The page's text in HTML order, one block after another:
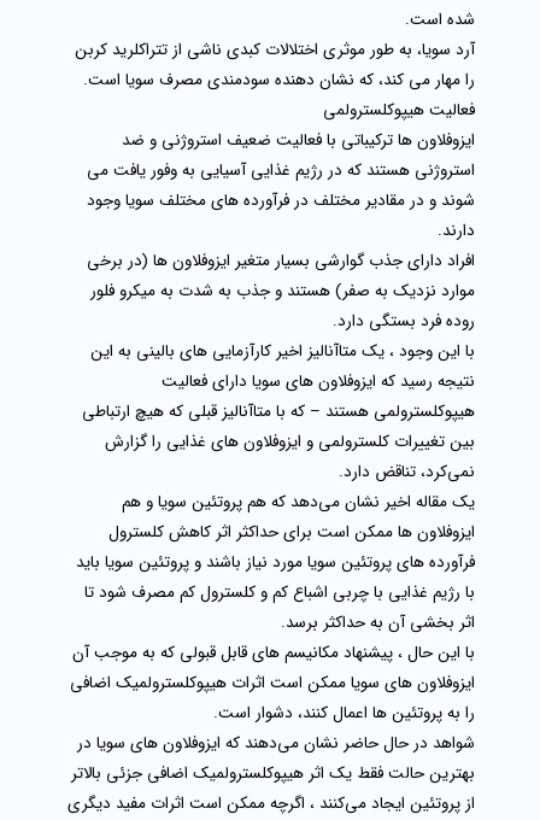
شده است.
آرد سویا، به طور موثری اختلالات کبدی ناشی از تتراکلرید کربن
را مهار می کند، که نشان دهنده سودمندی مصرف سویا است.
فعالیت هیپوکلسترولمی
ایزوفلاون ها ترکیباتی با فعالیت ضعیف استروژنی و ضد
استروژنی هستند که در رژیم غذایی آسیایی به وفور یافت می
شوند و در مقادیر مختلف در فرآورده های مختلف سویا وجود
دارند.
افراد دارای جذب گوارشی بسیار متغیر ایزوفلاون ها (در برخی
موارد نزدیک به صفر) هستند و جذب به شدت به میکرو فلور
روده فرد بستگی دارد.
با این وجود ، یک متاآنالیز اخیر کارآزمایی‌ های بالینی به این
نتیجه رسید که ایزوفلاون‌ های سویا دارای فعالیت
هیپوکلسترولمی هستند – که با متاآنالیز قبلی که هیچ ارتباطی
بین تغییرات کلسترولمی و ایزوفلاون‌ های غذایی را گزارش
نمی‌کرد، تناقض دارد.
یک مقاله اخیر نشان می‌دهد که هم پروتئین سویا و هم
ایزوفلاون‌ ها ممکن است برای حداکثر اثر کاهش کلسترول
فرآورده‌ های پروتئین سویا مورد نیاز باشند و پروتئین سویا باید
با رژیم غذایی با چربی اشباع کم و کلسترول کم مصرف شود تا
اثر بخشی آن به حداکثر برسد.
با این حال ، پیشنهاد مکانیسم‌ های قابل قبولی که به موجب آن
ایزوفلاون‌ های سویا ممکن است اثرات هیپوکلسترولمیک اضافی
را به پروتئین‌ ها اعمال کنند، دشوار است.
شواهد در حال حاضر نشان می‌دهند که ایزوفلاون‌ های سویا در
بهترین حالت فقط یک اثر هیپوکلسترولمیک اضافی جزئی بالاتر
از پروتئین ایجاد می‌کنند ، اگرچه ممکن است اثرات مفید دیگری